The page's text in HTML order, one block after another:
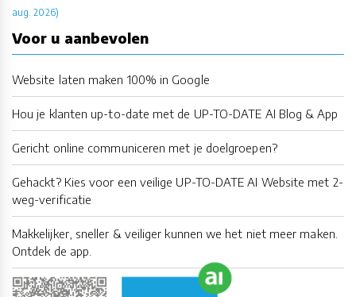
aug. 2026)
Voor u aanbevolen
Website laten maken 100% in Google
Hou je klanten up-to-date met de UP-TO-DATE AI Blog & App
Gericht online communiceren met je doelgroepen?
Gehackt? Kies voor een veilige UP-TO-DATE AI Website met 2-
weg-verificatie
Makkelijker, sneller & veiliger kunnen we het niet meer maken.
Ontdek de app.